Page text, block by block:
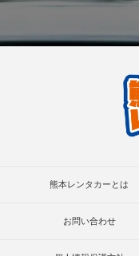
熊本レンタカーとは
お問い合わせ